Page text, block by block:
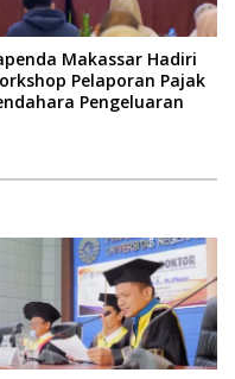
Makassar Hadiri
Pelaporan Pajak
Pengeluaran